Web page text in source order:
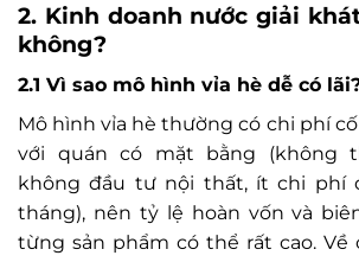
2. Kinh doanh nước giải
không?
2.1 Vì sao mô hình vỉa hè dễ có
Mô hình vỉa hè thường có chi phí
với quán có mặt bằng (không
không đầu tư nội thất, ít chi phí
tháng), nên tỷ lệ hoàn vốn và
từng sản phẩm có thể rất cao. Về